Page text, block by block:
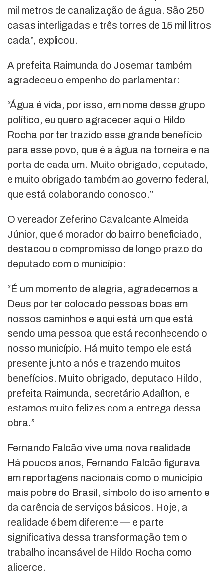
mil metros de canalização de água. São 250
casas interligadas e três torres de 15 mil litros
cada”, explicou.
A prefeita Raimunda do Josemar também
agradeceu o empenho do parlamentar:
“Água é vida, por isso, em nome desse grupo
político, eu quero agradecer aqui o Hildo
Rocha por ter trazido esse grande benefício
para esse povo, que é a água na torneira e na
porta de cada um. Muito obrigado, deputado,
e muito obrigado também ao governo federal,
que está colaborando conosco.”
O vereador Zeferino Cavalcante Almeida
Júnior, que é morador do bairro beneficiado,
destacou o compromisso de longo prazo do
deputado com o município:
“É um momento de alegria, agradecemos a
Deus por ter colocado pessoas boas em
nossos caminhos e aqui está um que está
sendo uma pessoa que está reconhecendo o
nosso município. Há muito tempo ele está
presente junto a nós e trazendo muitos
benefícios. Muito obrigado, deputado Hildo,
prefeita Raimunda, secretário Adaílton, e
estamos muito felizes com a entrega dessa
obra.”
Fernando Falcão vive uma nova realidade
Há poucos anos, Fernando Falcão figurava
em reportagens nacionais como o município
mais pobre do Brasil, símbolo do isolamento e
da carência de serviços básicos. Hoje, a
realidade é bem diferente — e parte
significativa dessa transformação tem o
trabalho incansável de Hildo Rocha como
alicerce.